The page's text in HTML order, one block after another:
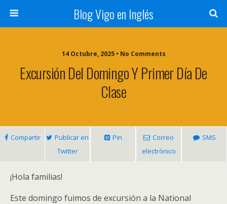
Blog Vigo en Inglés
14 Octubre, 2025 • No Comments
Excursión Del Domingo Y Primer Día De
Clase
Compartir
Publicar en
Twitter
Pin
Correo
electrónico
SMS
¡Hola familias!
Este domingo fuimos de excursión a la National